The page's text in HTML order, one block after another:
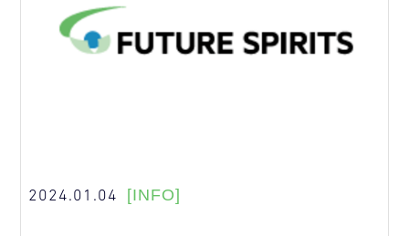
2024.01.04 [INFO]